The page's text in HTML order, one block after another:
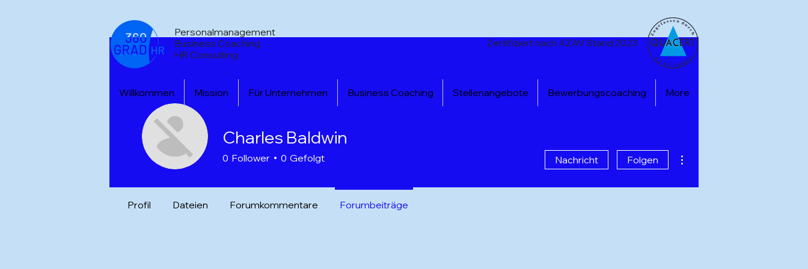
Personalmanagement
Business Coaching
HR Consulting
Zertifiziert nach AZAV Stand 2023
Willkommen Mission Für Unternehmen Business Coaching Stellenangebote Bewerbungscoaching More
Charles Baldwin
0 Follower 0 Gefolgt Nachricht Folgen
Profil Dateien Forumkommentare Forumbeiträge